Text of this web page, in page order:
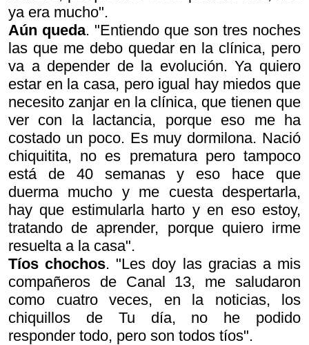
ya era mucho".
Aún queda. "Entiendo que son tres noches
las que me debo quedar en la clínica, pero
va a depender de la evolución. Ya quiero
estar en la casa, pero igual hay miedos que
necesito zanjar en la clínica, que tienen que
ver con la lactancia, porque eso me ha
costado un poco. Es muy dormilona. Nació
chiquitita, no es prematura pero tampoco
está de 40 semanas y eso hace que
duerma mucho y me cuesta despertarla,
hay que estimularla harto y en eso estoy,
tratando de aprender, porque quiero irme
resuelta a la casa".
Tíos chochos. "Les doy las gracias a mis
compañeros de Canal 13, me saludaron
como cuatro veces, en la noticias, los
chiquillos de Tu día, no he podido
responder todo, pero son todos tíos".